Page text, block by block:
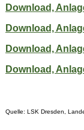
Download,
Download,
Download,
Download,
Quelle: LSK Dresden,